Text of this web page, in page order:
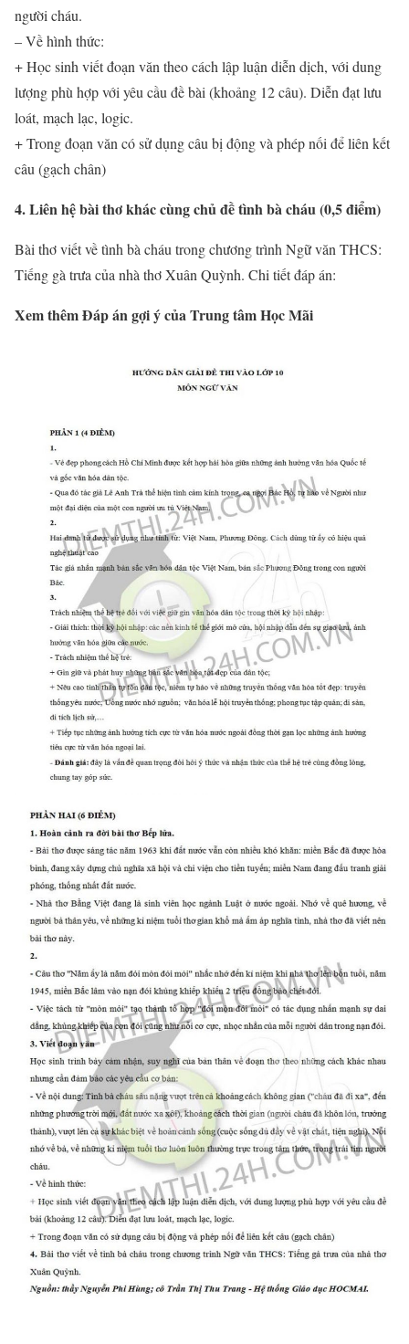
người cháu.
– Về hình thức:
+ Học sinh viết đoạn văn theo cách lập luận diễn dịch, với dung
lượng phù hợp với yêu cầu đề bài (khoảng 12 câu). Diễn đạt lưu
loát, mạch lạc, logic.
+ Trong đoạn văn có sử dụng câu bị động và phép nối để liên kết
câu (gạch chân)
4. Liên hệ bài thơ khác cùng chủ đề tình bà cháu (0,5 điểm)
Bài thơ viết về tình bà cháu trong chương trình Ngữ văn THCS:
Tiếng gà trưa của nhà thơ Xuân Quỳnh. Chi tiết đáp án:
Xem thêm Đáp án gợi ý của Trung tâm Học Mãi